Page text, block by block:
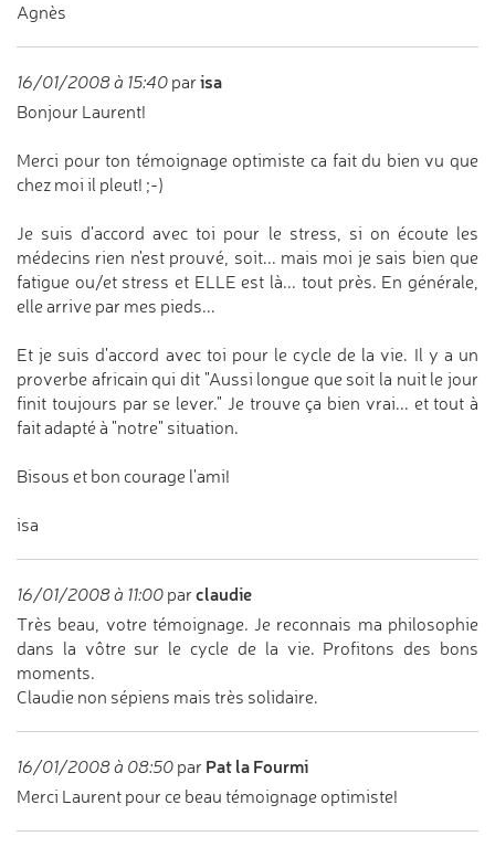
Agnès
16/01/2008 à 15:40 par isa
Bonjour Laurent!
Merci pour ton témoignage optimiste ca fait du bien vu que
chez moi il pleut! ;-)
Je suis d'accord avec toi pour le stress, si on écoute les
médecins rien n'est prouvé, soit... mais moi je sais bien que
fatigue ou/et stress et ELLE est là... tout près. En générale,
elle arrive par mes pieds...
Et je suis d'accord avec toi pour le cycle de la vie. Il y a un
proverbe africain qui dit "Aussi longue que soit la nuit le jour
finit toujours par se lever." Je trouve ça bien vrai... et tout à
fait adapté à "notre" situation.
Bisous et bon courage l'ami!
isa
16/01/2008 à 11:00 par claudie
Très beau, votre témoignage. Je reconnais ma philosophie
dans la vôtre sur le cycle de la vie. Profitons des bons
moments.
Claudie non sépiens mais très solidaire.
16/01/2008 à 08:50 par Pat la Fourmi
Merci Laurent pour ce beau témoignage optimiste!